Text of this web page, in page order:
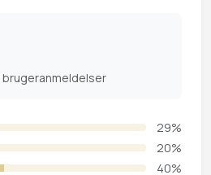
brugeranmeldelser
29%
20%
40%